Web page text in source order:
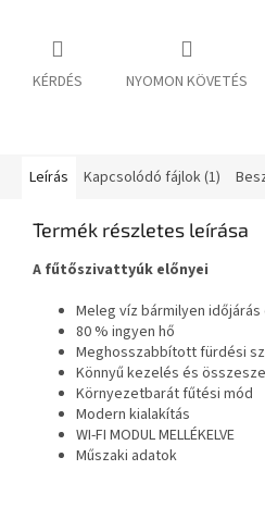
KÉRDÉS NYOMON KÖVETÉS
Leírás Kapcsolódó fájlok (1)
Termék részletes leírása
A fűtőszivattyúk előnyei
Meleg víz bármilyen
80 % ingyen hő
Meghosszabbított fürdési
Könnyű kezelés és
Környezetbarát fűtési mód
Modern kialakítás
WI-FI MODUL MELLÉKELVE
Műszaki adatok